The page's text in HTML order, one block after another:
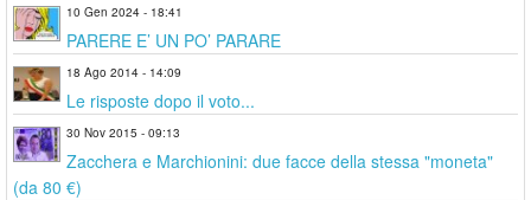
10 Gen 2024 - 18:41
PARERE E’ UN PO’ PARARE
18 Ago 2014 - 14:09
Le risposte dopo il voto...
30 Nov 2015 - 09:13
Zacchera e Marchionini: due facce della stessa "moneta"
(da 80 €)